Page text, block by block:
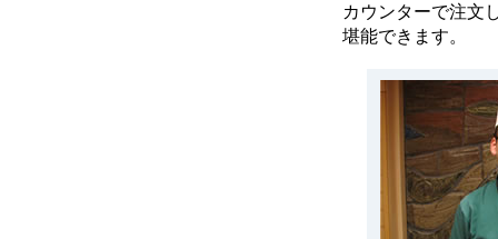
カウンターで注文
堪能できます。